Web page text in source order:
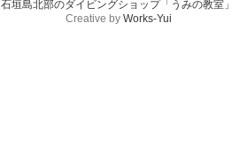
石垣島北部のダイビングショップ「うみの教室
Creative by Works-Yui